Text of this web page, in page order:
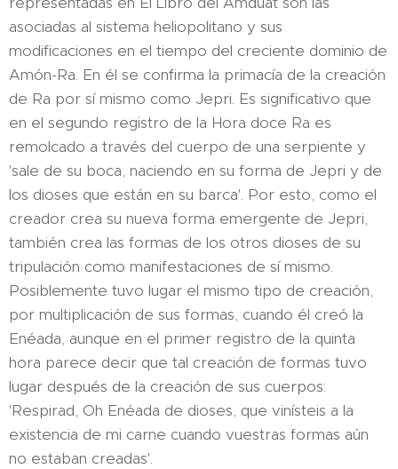
asociadas al sistema heliopolitano y sus
modificaciones en el tiempo del creciente dominio de
Amón-Ra. En él se confirma la primacía de la creación
de Ra por sí mismo como Jepri. Es significativo que
en el segundo registro de la Hora doce Ra es
remolcado a través del cuerpo de una serpiente y
'sale de su boca, naciendo en su forma de Jepri y de
los dioses que están en su barca'. Por esto, como el
creador crea su nueva forma emergente de Jepri,
también crea las formas de los otros dioses de su
tripulación como manifestaciones de sí mismo.
Posiblemente tuvo lugar el mismo tipo de creación,
por multiplicación de sus formas, cuando él creó la
Enéada, aunque en el primer registro de la quinta
hora parece decir que tal creación de formas tuvo
lugar después de la creación de sus cuerpos:
'Respirad, Oh Enéada de dioses, que vinísteis a la
existencia de mi carne cuando vuestras formas aún
no estaban creadas'.